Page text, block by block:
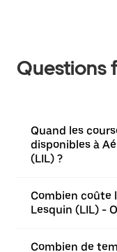
Questions
Quand les
disponibles à
(LIL) ?
Combien coûte
Lesquin (LIL) -
Combien de